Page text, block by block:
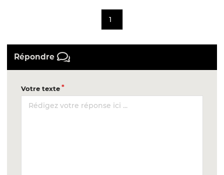
1
Répondre
Votre texte